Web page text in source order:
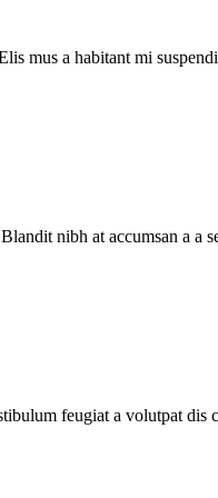
mus a habitant mi
Blandit nibh at accumsan a a
feugiat a volutpat dis